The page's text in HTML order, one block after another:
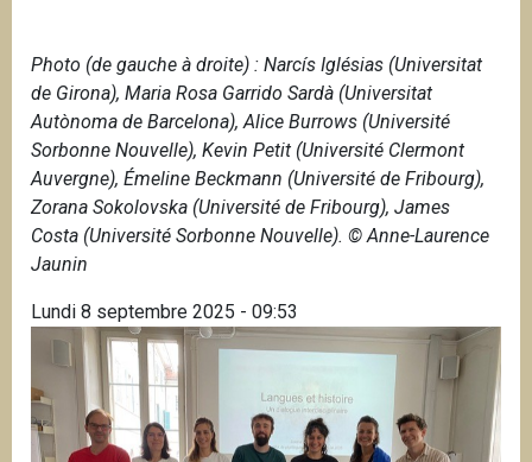
Photo (de gauche à droite) : Narcís Iglésias (Universitat
de Girona), Maria Rosa Garrido Sardà (Universitat
Autònoma de Barcelona), Alice Burrows (Université
Sorbonne Nouvelle), Kevin Petit (Université Clermont
Auvergne), Émeline Beckmann (Université de Fribourg),
Zorana Sokolovska (Université de Fribourg), James
Costa (Université Sorbonne Nouvelle). © Anne-Laurence
Jaunin
Lundi 8 septembre 2025 - 09:53